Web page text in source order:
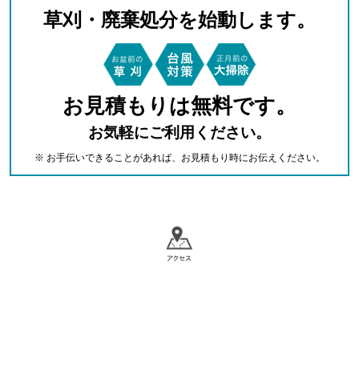
草刈・廃棄処分を始動します。
お見積もりは無料です。
お気軽にご利用ください。
※ お手伝いできることがあれば、お見積もり時にお伝えください。